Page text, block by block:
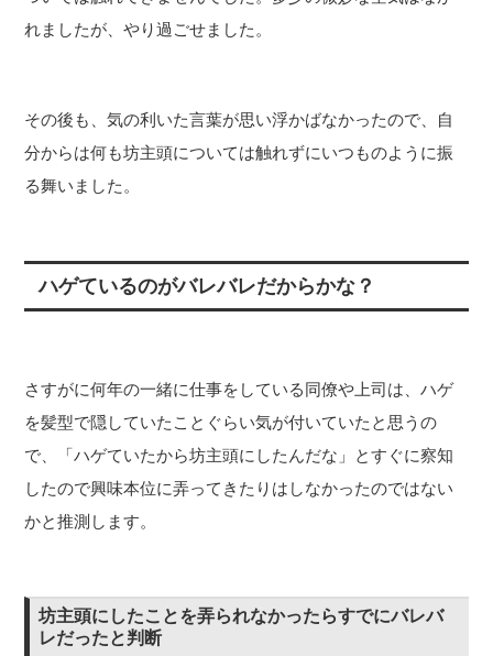
れましたが、やり過ごせました。
その後も、気の利いた言葉が思い浮かばなかったので、自
分からは何も坊主頭については触れずにいつものように振
る舞いました。
ハゲているのがバレバレだからかな？
さすがに何年の一緒に仕事をしている同僚や上司は、ハゲ
を髪型で隠していたことぐらい気が付いていたと思うの
で、「ハゲていたから坊主頭にしたんだな」とすぐに察知
したので興味本位に弄ってきたりはしなかったのではない
かと推測します。
坊主頭にしたことを弄られなかったらすでにバレバ
レだったと判断